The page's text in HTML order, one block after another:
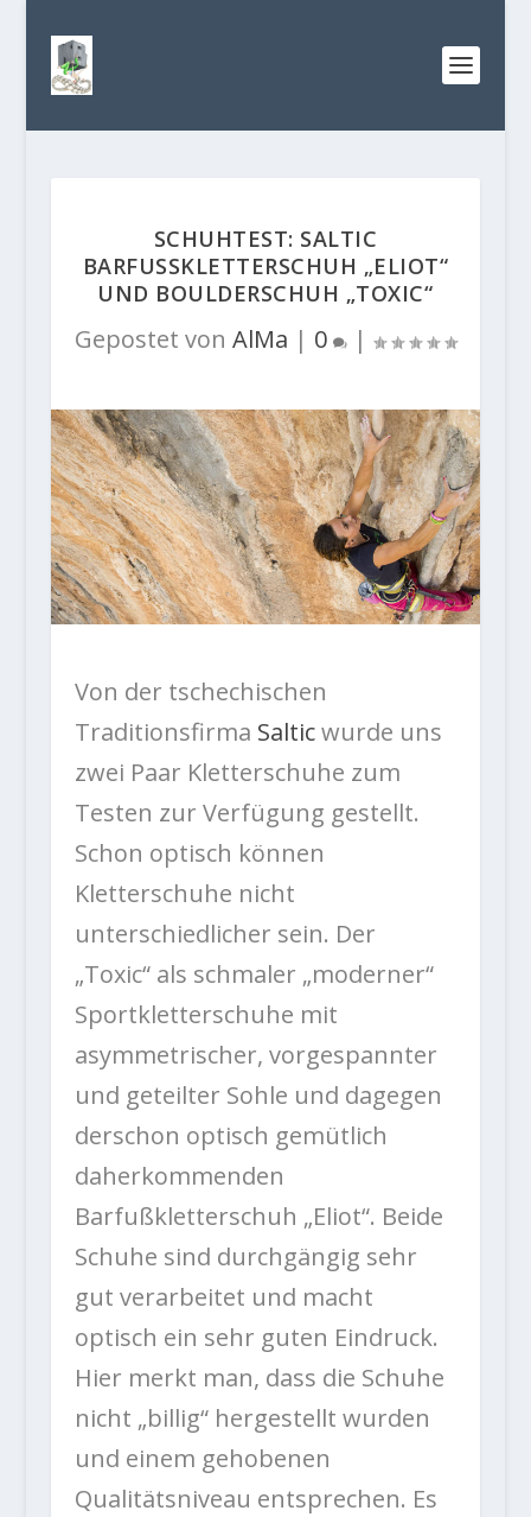
SCHUHTEST: SALTIC
BARFUSSKLETTERSCHUH „ELIOT“ U
ND BOULDERSCHUH „TOXIC“
Gepostet von AlMa | 0 |
Von der tschechischen
Traditionsfirma Salticwurde uns
zwei Paar Kletterschuhe zum
Testen zur Verfügung gestellt.
Schon optisch können
Kletterschuhe nicht
unterschiedlicher sein. Der
„Toxic“ als schmaler „moderner“
Sportkletterschuhe mit
asymmetrischer, vorgespannter
und geteilter Sohle und dagegen
derschon optisch gemütlich
daherkommenden
Barfußkletterschuh „Eliot“. Beide
Schuhe sind durchgängig sehr
gut verarbeitet und macht
optisch ein sehr guten Eindruck.
Hier merkt man, dass die Schuhe
nicht „billig“ hergestellt wurden
und einem gehobenen
Qualitätsniveau entsprechen. Es